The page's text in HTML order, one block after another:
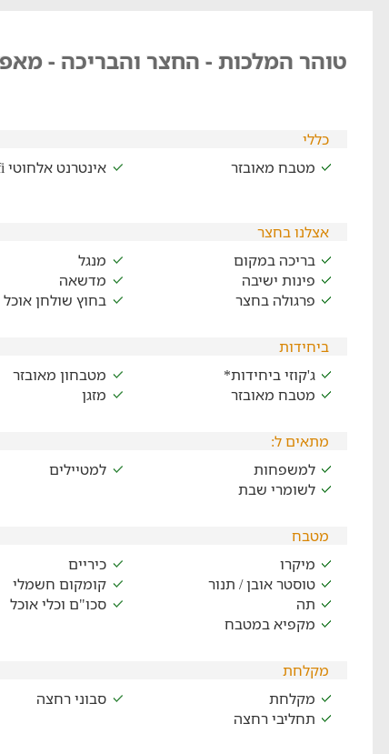
טוהר המלכות - החצר והבריכה -
כללי
מטבח מאובזר
אינטרנט אלחוטי wifi
אצלנו בחצר
בריכה במקום
מנגל
פינות ישיבה
מדשאה
פרגולה בחצר
בחוץ שולחן אוכל
ביחידות
ג'קוזי ביחידות*
מטבחון מאובזר
מטבח מאובזר
מזגן
מתאים ל:
למשפחות
למטיילים
לשומרי שבת
מטבח
מיקרו
כיריים
טוסטר אובן / תנור
קומקום חשמלי
תה
סכו"ם וכלי אוכל
מקפיא במטבח
מקלחת
מקלחת
סבוני רחצה
תחליבי רחצה